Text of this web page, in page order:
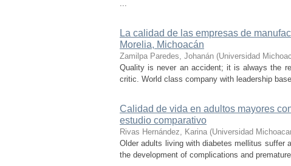
...
La calidad de las empresas de
Morelia, Michoacán
Zamilpa Paredes, Johanán (Universidad
Quality is never an accident; it is always the
critic. World class company with leadership
Calidad de vida en adultos mayores
estudio comparativo
Rivas Hernández, Karina (Universidad
Older adults living with diabetes mellitus suffer
the development of complications and